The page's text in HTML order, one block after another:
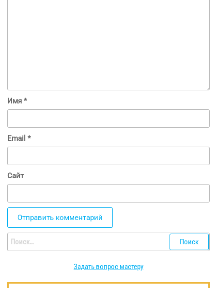
Имя *
Email *
Сайт
Найти:
Задать вопрос мастеру